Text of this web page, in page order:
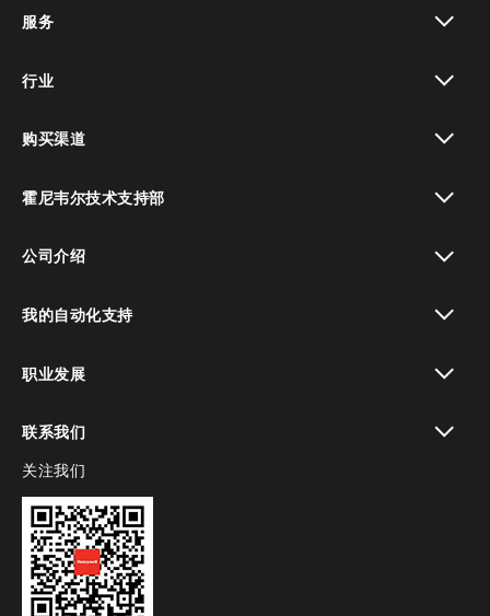
服务
行业
购买渠道
霍尼韦尔技术支持部
公司介绍
我的自动化支持
职业发展
联系我们
toggle view
关注我们